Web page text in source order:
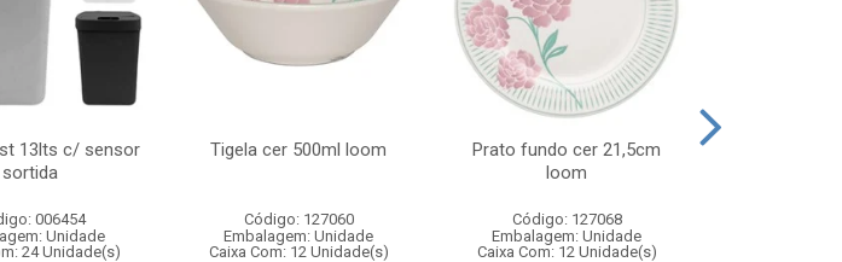
13lts c/ sensor
sortida
006454
Unidade
24 Unidade(s)
Tigela cer 500ml loom
Código: 127060
Embalagem: Unidade
Caixa Com: 12 Unidade(s)
Prato fundo cer 21,5cm
loom
Código: 127068
Embalagem: Unidade
Caixa Com: 12 Unidade(s)